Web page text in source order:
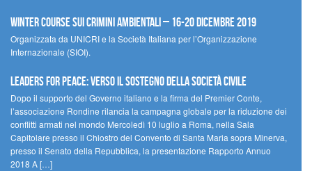
Winter Course sui Crimini Ambientali – 16-20 Dicembre 2019
Organizzata da UNICRI e la Società Italiana per l’Organizzazione
Internazionale (SIOI).
Leaders for peace: verso il sostegno della società civile
Dopo il supporto del Governo italiano e la firma del Premier Conte,
l’associazione Rondine rilancia la campagna globale per la riduzione dei
conflitti armati nel mondo Mercoledì 10 luglio a Roma, nella Sala
Capitolare presso il Chiostro del Convento di Santa Maria sopra Minerva,
presso il Senato della Repubblica, la presentazione Rapporto Annuo
2018 A […]